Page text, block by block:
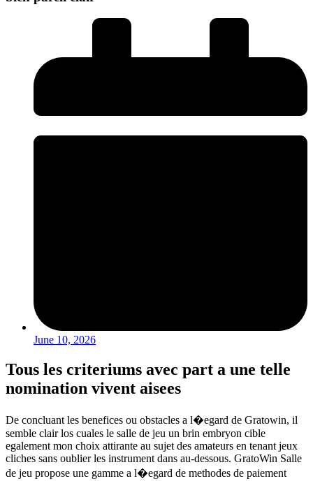
June 10, 2026
Tous les criteriums avec part a une telle
nomination vivent aisees
De concluant les benefices ou obstacles a l�egard de Gratowin, il
semble clair los cuales le salle de jeu un brin embryon cible
egalement mon choix attirante au sujet des amateurs en tenant jeux
cliches sans oublier les instrument dans au-dessous. GratoWin Salle
de jeu propose une gamme a l�egard de methodes de paiement